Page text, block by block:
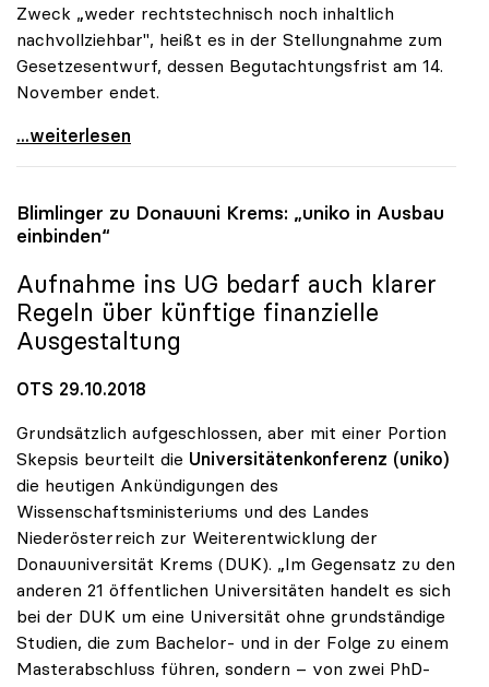
Zweck „weder rechtstechnisch noch inhaltlich
nachvollziehbar", heißt es in der Stellungnahme zum
Gesetzesentwurf, dessen Begutachtungsfrist am 14.
November endet.
Donau-Uni: uniko gegen Aufnahme ins
...weiterlesen
Blimlinger zu Donauuni Krems: „uniko in Ausbau
einbinden“
Aufnahme ins UG bedarf auch klarer
Regeln über künftige finanzielle
Ausgestaltung
OTS 29.10.2018
Grundsätzlich aufgeschlossen, aber mit einer Portion
Skepsis beurteilt die Universitätenkonferenz (uniko)
die heutigen Ankündigungen des
Wissenschaftsministeriums und des Landes
Niederösterreich zur Weiterentwicklung der
Donauuniversität Krems (DUK). „Im Gegensatz zu den
anderen 21 öffentlichen Universitäten handelt es sich
bei der DUK um eine Universität ohne grundständige
Studien, die zum Bachelor- und in der Folge zu einem
Masterabschluss führen, sondern – von zwei PhD-